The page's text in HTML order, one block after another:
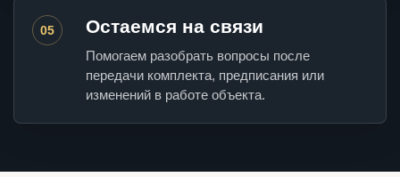
05 Остаемся на связи
Помогаем разобрать вопросы после
передачи комплекта, предписания или
изменений в работе объекта.